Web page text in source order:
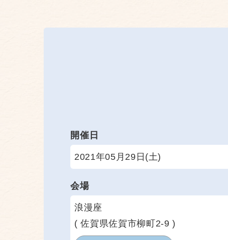
開催日
2021年05月29日(土)
会場
浪漫座
( 佐賀県佐賀市柳町2-9 )